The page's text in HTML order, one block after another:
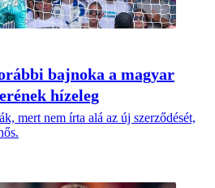
bajnoka a magyar
hízeleg
mert nem írta alá az új szerződését,